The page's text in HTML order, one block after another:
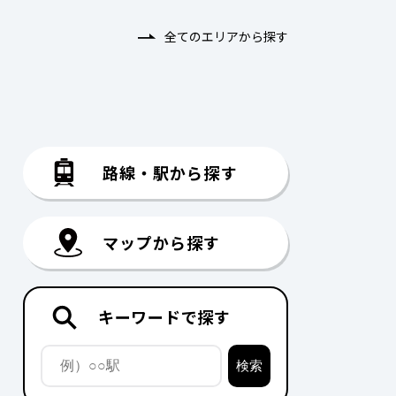
全てのエリアから探す
路線・駅から探す
マップから探す
キーワードで探す